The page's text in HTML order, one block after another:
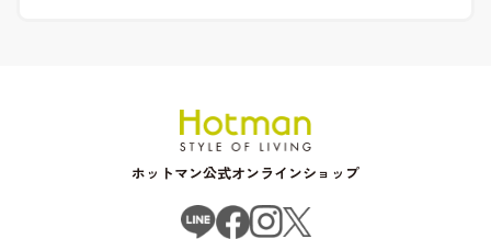
ホットマン公式オンラインショップ